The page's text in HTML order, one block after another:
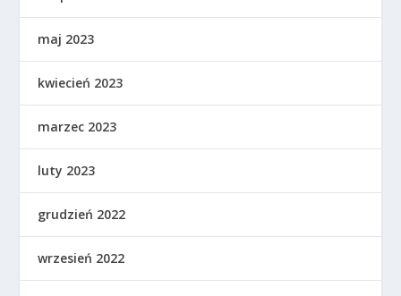
maj 2023
kwiecień 2023
marzec 2023
luty 2023
grudzień 2022
wrzesień 2022